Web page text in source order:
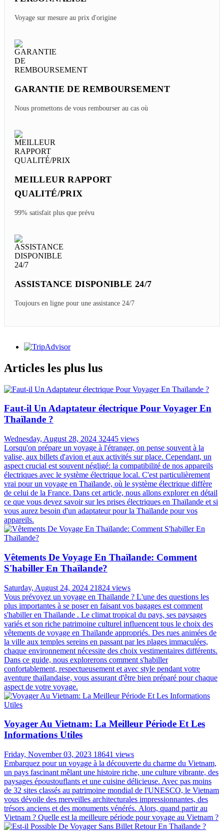
Voyage sur mesure au prix d'origine
GARANTIE DE REMBOURSEMENT
Nous promettons de vous rembourser au cas où
MEILLEUR RAPPORT
QUALITÉ/PRIX
99% satisfait plus que prévu
ASSISTANCE DISPONIBLE 24/7
Toujours en ligne pour une assistance 24/7
Articles les plus lus
Faut-il Un Adaptateur électrique Pour Voyager En
Thaïlande ?
Wednesday, August 28, 2024 32445 views
Lorsqu'on prépare un voyage à l'étranger, on pense souvent à la
valise, aux billets d'avion et aux activités sur place. Cependant, un
aspect crucial est souvent négligé: la compatibilité de nos appareils
électriques avec le système électrique local. C'est particulièrement
vrai pour un voyage en Thaïlande, où le système électrique diffère
de celui de la France. Dans cet article, nous allons explorer en détail
ce que vous devez savoir sur les prises électriques en Thaïlande et si
vous aurez besoin d'un adaptateur pour la Thaïlande pour vos
appareils.
Vêtements De Voyage En Thaïlande: Comment
S'habiller En Thaïlande?
Saturday, August 24, 2024 21824 views
Vous prévoyez un voyage en Thaïlande ? L'une des questions les
plus importantes à se poser en faisant vos bagages est comment
s'habiller en Thaïlande . Le climat tropical du pays, ses paysages
variés et son riche patrimoine culturel influencent tous le choix des
vêtements de voyage en Thaïlande appropriés. Des rues animées de
la ville aux temples sereins en passant par les plages immaculées,
chaque environnement nécessite des choix vestimentaires différents.
Dans ce guide, nous explorerons comment s'habiller
confortablement, respectueusement et avec style pendant votre
aventure thaïlandaise, vous assurant d'être bien préparé pour chaque
aspect de votre voyage.
Voyager Au Vietnam: La Meilleur Période Et Les
Informations Utiles
Friday, November 03, 2023 18641 views
Embarquez pour un voyage à la découverte du charme du Vietnam,
un pays fascinant mêlant une histoire riche, une culture vibrante, des
paysages époustouflants et une cuisine délicieuse. Avec pas moins
de 32 sites classés au patrimoine mondial de l'UNESCO, le Vietnam
vous dévoile des merveilles architecturales impressionnantes, des
trésors anciens et des monuments vénérés. Alors, quand partir au
Vietnam ? Quelle est la meilleure période pour voyage au Vietnam ?